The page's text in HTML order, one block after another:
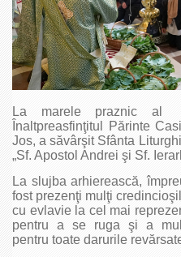
La marele praznic al
Înaltpreasfinţitul Părinte
Jos, a săvârşit Sfânta
„Sf. Apostol Andrei şi Sf.
La slujba arhierească,
fost prezenţi mulţi
cu evlavie la cel mai
pentru a se ruga şi a
pentru toate darurile